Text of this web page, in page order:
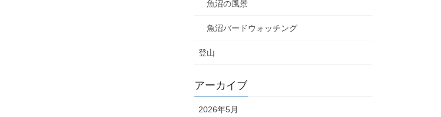
魚沼の風景
魚沼バードウォッチング
登山
アーカイブ
2026年5月